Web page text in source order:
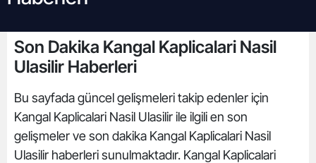
Son Dakika Kangal Kaplicalari Nasil
Ulasilir Haberleri
Bu sayfada güncel gelişmeleri takip edenler için
Kangal Kaplicalari Nasil Ulasilir ile ilgili en son
gelişmeler ve son dakika Kangal Kaplicalari Nasil
Ulasilir haberleri sunulmaktadır. Kangal Kaplicalari